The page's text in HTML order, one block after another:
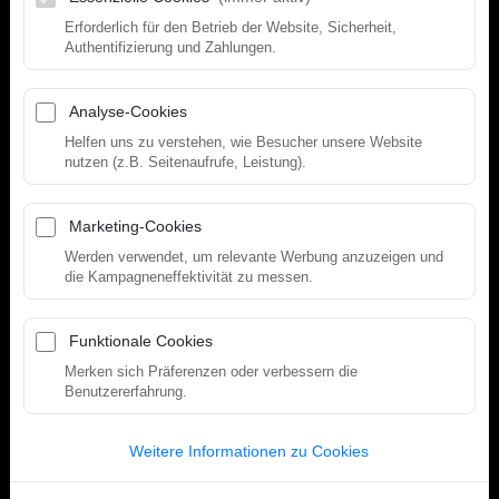
Das Fitnesscenter in Thun befindet sich direkt am
Bahnhof im Stadtzentrum von Thun. Genauer gesagt:
'Ume Egge'.
NIEDERWANGEN
FREIBURGSTRASSE 566, 3172 NIEDERWANGEN
7/7 05:00 - 23:00
Personal vor Ort
Di/Do 18:00 – 20:00 Uhr
Sa 10:00 – 12:00 Uhr
Das Fitnesscenter in Niederwangen liegt 200m vom
Bahnhof Niederwangen entfernt und verfügt über
Teste das Studio kostenlos während der
Betreuungszeiten
Buche einenkostenlosen Rundgangim
Studio deiner Wahl inklusive
Schnuppertraining ohne Trainer
komm einfach während der
Team vor Ort ist.
Erforderlich für den Betrieb der Website, Sicherheit,
Authentifizierung und Zahlungen.
Analyse-Cookies
Helfen uns zu verstehen, wie Besucher unsere Website
nutzen (z.B. Seitenaufrufe, Leistung).
Marketing-Cookies
Werden verwendet, um relevante Werbung anzuzeigen und
die Kampagneneffektivität zu messen.
Funktionale Cookies
Merken sich Präferenzen oder verbessern die
Benutzererfahrung.
Weitere Informationen zu Cookies